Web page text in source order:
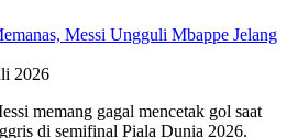
Messi Ungguli Mbappe Jelang
2026
memang gagal mencetak gol saat
di semifinal Piala Dunia 2026.